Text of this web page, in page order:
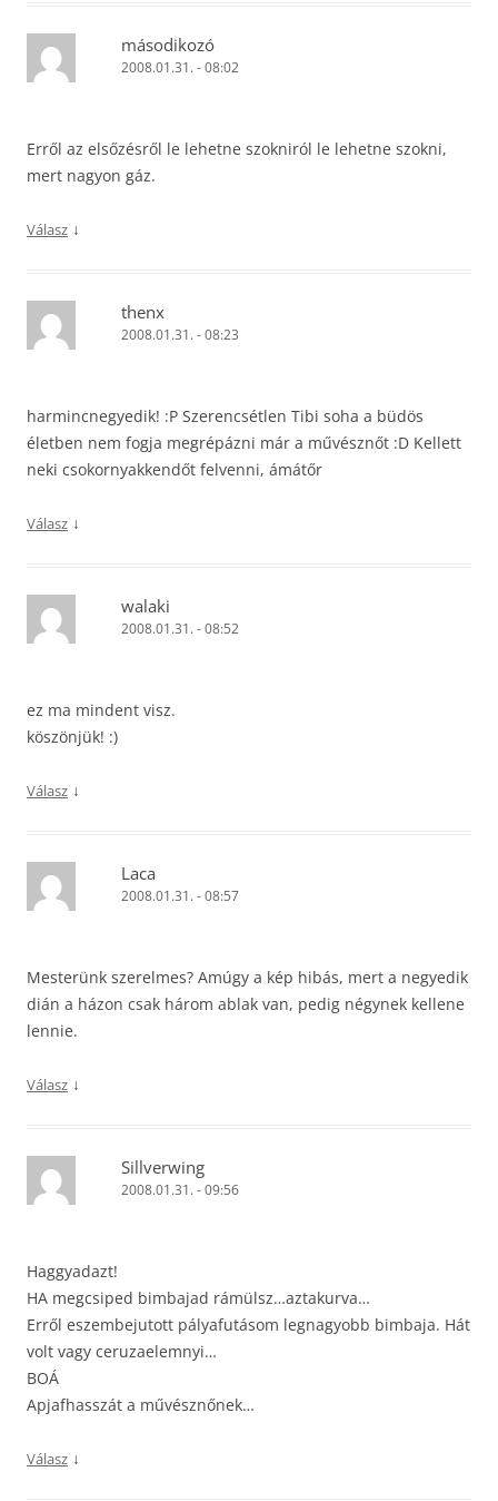
másodikozó
2008.01.31. - 08:02
Erről az elsőzésről le lehetne szokniról le lehetne szokni,
mert nagyon gáz.
Válasz ↓
thenx
2008.01.31. - 08:23
harmincnegyedik! :P Szerencsétlen Tibi soha a büdös
életben nem fogja megrépázni már a művésznőt :D Kellett
neki csokornyakkendőt felvenni, ámátőr
Válasz ↓
walaki
2008.01.31. - 08:52
ez ma mindent visz.
köszönjük! :)
Válasz ↓
Laca
2008.01.31. - 08:57
Mesterünk szerelmes? Amúgy a kép hibás, mert a negyedik
dián a házon csak három ablak van, pedig négynek kellene
lennie.
Válasz ↓
Sillverwing
2008.01.31. - 09:56
Haggyadazt!
HA megcsiped bimbajad rámülsz…aztakurva…
Erről eszembejutott pályafutásom legnagyobb bimbaja. Hát
volt vagy ceruzaelemnyi…
BOÁ
Apjafhasszát a művésznőnek…
Válasz ↓